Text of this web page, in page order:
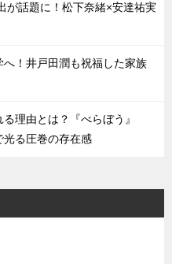
が話題に！松下奈緒×安達祐実
！井戸田潤も祝福した家族
理由とは？『べらぼう』
光る圧巻の存在感